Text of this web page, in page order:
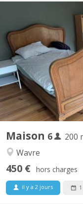
Maison 6
200
Wavre
450 € hors charges
il y a 2 jours
Des places se
🔸 Deux
enchanteur à
bucolique, propice
sud 🔸 Bail